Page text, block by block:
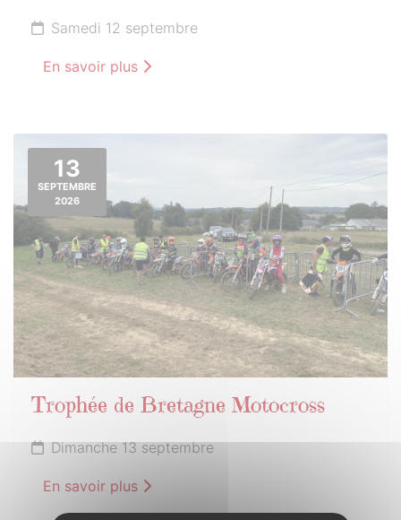
Samedi 12 septembre
En savoir plus
13
SEPTEMBRE
2026
Trophée de Bretagne Motocross
Dimanche 13 septembre
En savoir plus